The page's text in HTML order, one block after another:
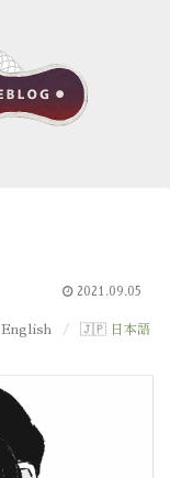
2021.09.05
English 日本語